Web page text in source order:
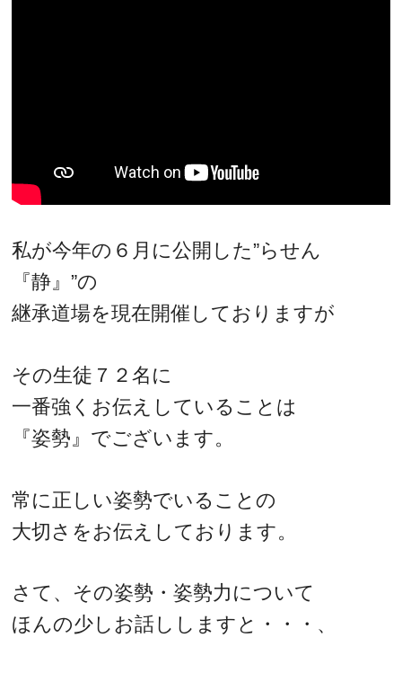
私が今年の６月に公開した”らせん
『静』”の
継承道場を現在開催しておりますが
その生徒７２名に
一番強くお伝えしていることは
『姿勢』でございます。
常に正しい姿勢でいることの
大切さをお伝えしております。
さて、その姿勢・姿勢力について
ほんの少しお話ししますと・・・、